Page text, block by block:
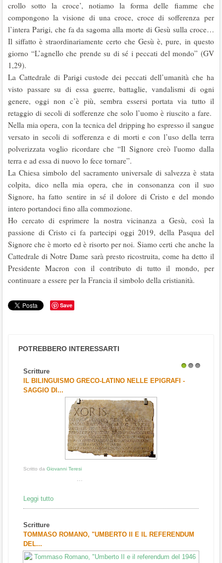
crollo sotto la croce’, notiamo la forma delle fiamme che
compongono la visione di una croce, croce di sofferenza per
l’intera Parigi, che fa da sagoma alla morte di Gesù sulla croce…
Il siffatto è straordinariamente certo che Gesù è, pure, in questo
giorno “L’agnello che prende su di sé i peccati del mondo” (GV
1,29).
La Cattedrale di Parigi custode dei peccati dell’umanità che ha
visto passare su di essa guerre, battaglie, vandalismi di ogni
genere, oggi non c’è più, sembra essersi portata via tutto il
retaggio di secoli di sofferenze che solo l’uomo è riuscito a fare.
Nella mia opera, con la tecnica del dripping ho espresso il sangue
versato in secoli di sofferenza e di morti e con l’uso della terra
polverizzata voglio ricordare che “Il Signore creò l'uomo dalla
terra e ad essa di nuovo lo fece tornare”.
La Chiesa simbolo del sacramento universale di salvezza è stata
colpita, dico nella mia opera, che in consonanza con il suo
Signore, ha fatto sentire in sé il dolore di Cristo e del mondo
intero portandoci fino alla commozione.
Ho cercato di esprimere la nostra vicinanza a Gesù, così la
passione di Cristo ci fa partecipi oggi 2019, della Pasqua del
Signore che è morto ed è risorto per noi. Siamo certi che anche la
Cattedrale di Notre Dame sarà presto ricostruita, come ha detto il
Presidente Macron con il contributo di tutto il mondo, per
continuare a essere per la Francia il simbolo della cristianità.
Save
POTREBBERO INTERESSARTI
Scritture
IL BILINGUISMO GRECO-LATINO NELLE EPIGRAFI -
SAGGIO DI...
Scritto da Giovanni Teresi
Leggi tutto
Scritture
TOMMASO ROMANO, "UMBERTO II E IL REFERENDUM
DEL...